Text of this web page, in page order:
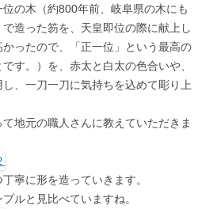
の木（約800年前、岐阜県の木にも
造った笏を、天皇即位の際に献上し
ったので、「正一位」という最高の
す。）を、赤太と白太の色合いや、
、一刀一刀に気持ちを込めて彫り上
地元の職人さんに教えていただきま
寧に形を造っていきます。
ルと見比べていますね。